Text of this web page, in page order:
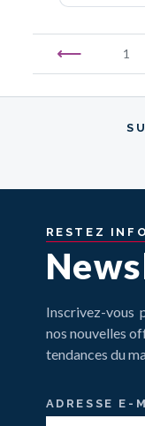
1
RESTEZ
Inscrivez-vous
nos nouvelles
tendances du
ADRESSE E-